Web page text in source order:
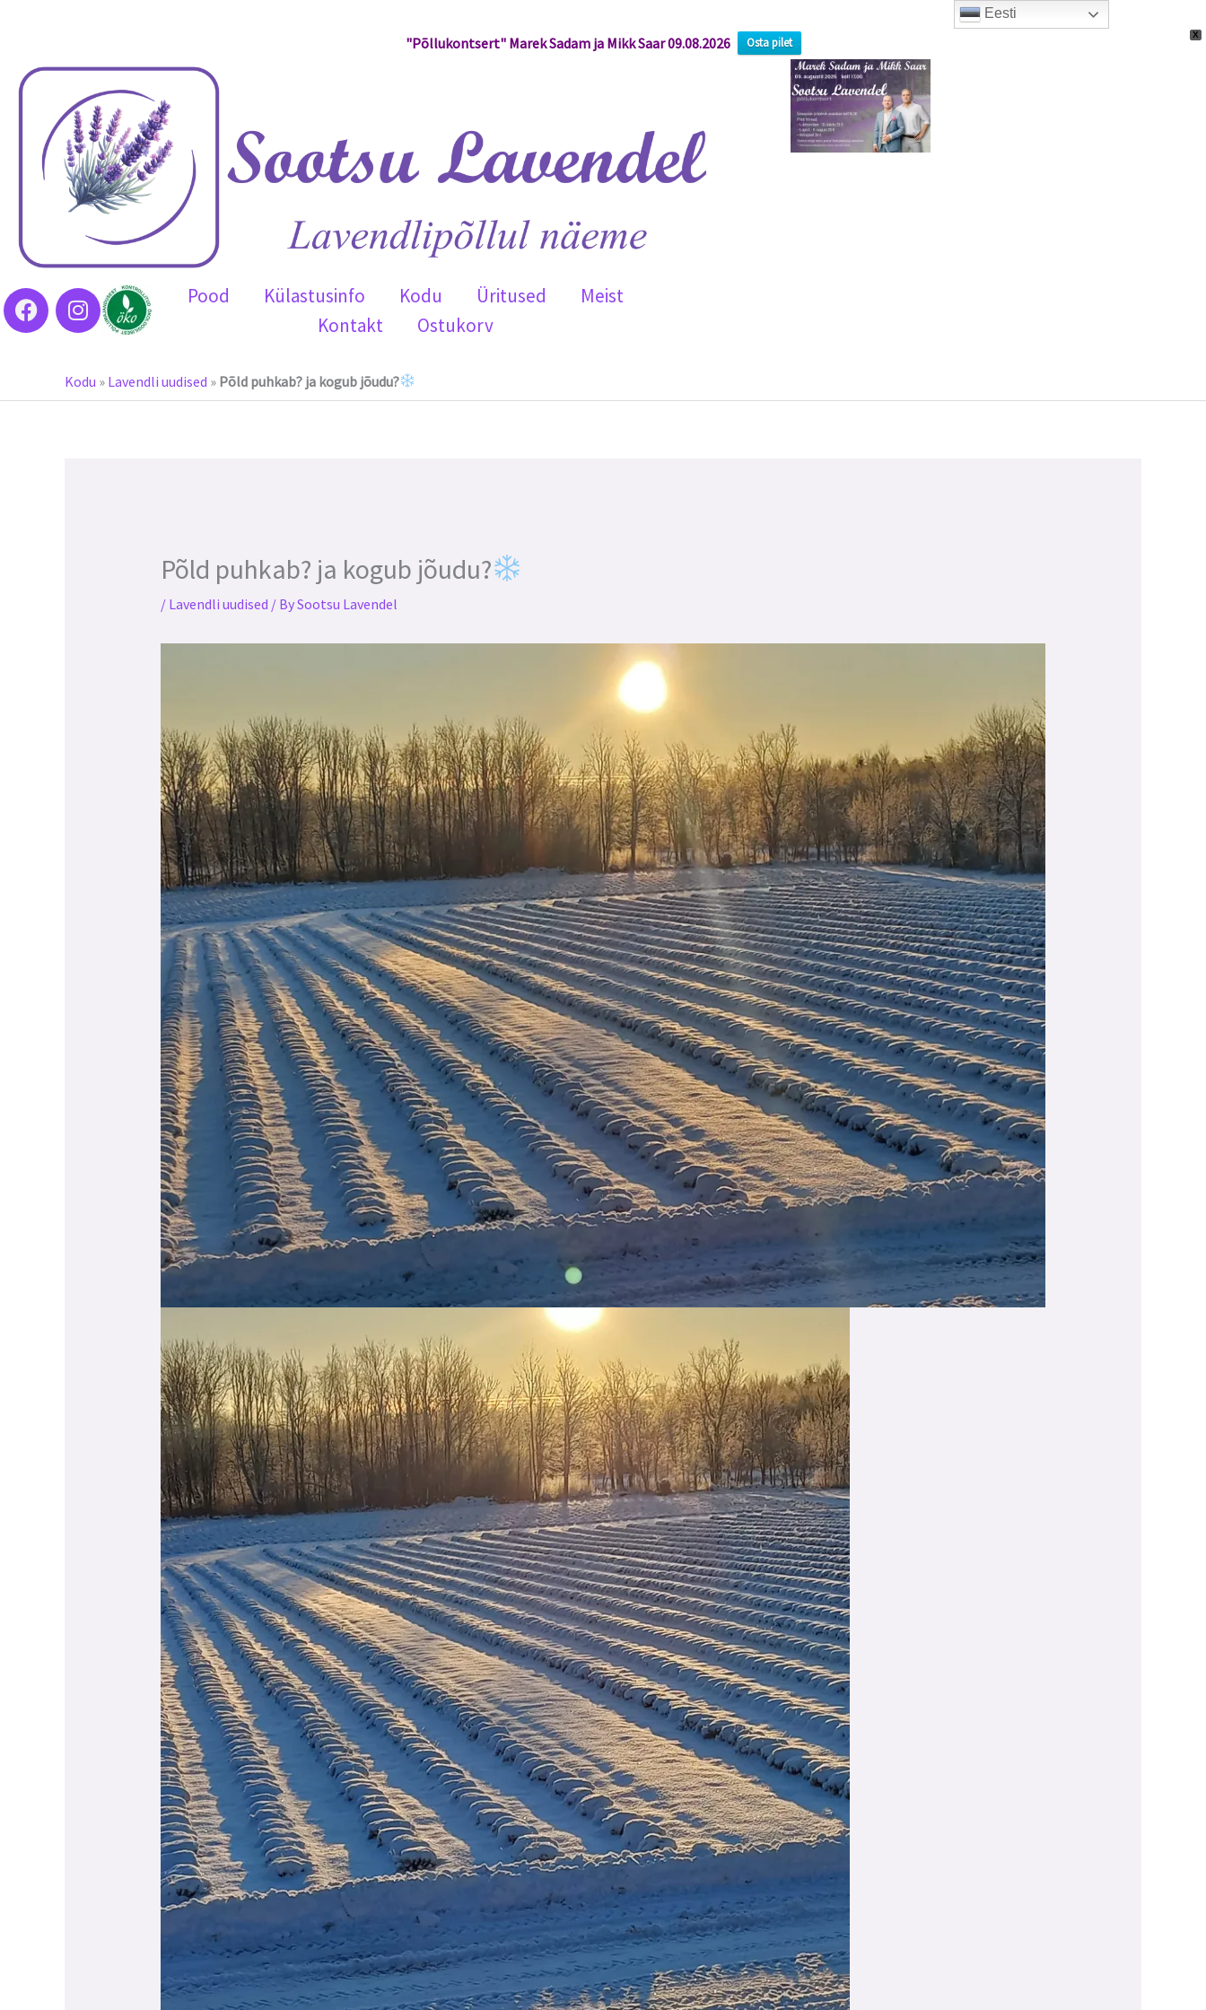
X
"Põllukontsert" Marek Sadam ja Mikk Saar 09.08.2026 Osta pilet
F
a
c
o
I
n
s
a
g
Pood Külastusinfo Kodu Üritused
Meist
Kontakt
Ostukorv
Kodu » Lavendli uudised » Põld puhkab? ja kogub jõudu?
Põld puhkab? ja kogub jõudu?
/ Lavendli uudised / BySootsu Lavendel
Eesti